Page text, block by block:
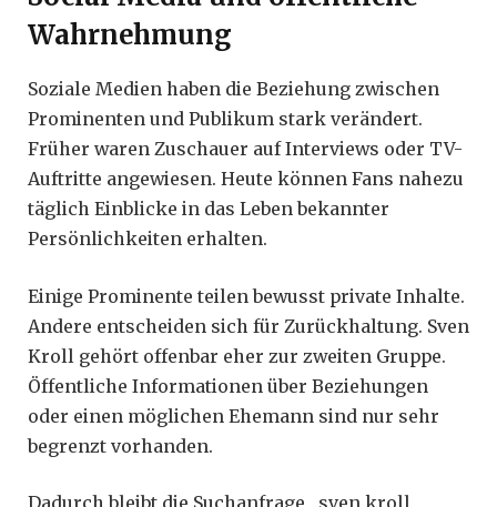
Wahrnehmung
Soziale Medien haben die Beziehung zwischen
Prominenten und Publikum stark verändert.
Früher waren Zuschauer auf Interviews oder TV-
Auftritte angewiesen. Heute können Fans nahezu
täglich Einblicke in das Leben bekannter
Persönlichkeiten erhalten.
Einige Prominente teilen bewusst private Inhalte.
Andere entscheiden sich für Zurückhaltung. Sven
Kroll gehört offenbar eher zur zweiten Gruppe.
Öffentliche Informationen über Beziehungen
oder einen möglichen Ehemann sind nur sehr
begrenzt vorhanden.